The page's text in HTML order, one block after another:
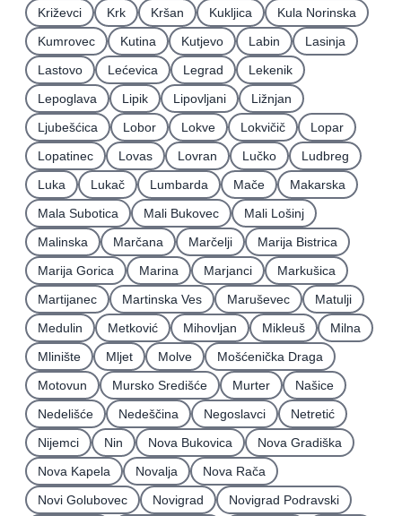
Križevci
Krk Kršan Kukljica
Kula Norinska
Kumrovec
Kutina Kutjevo Labin
Lasinja
Lastovo
Lećevica Legrad
Lekenik
Lepoglava
Lipik Lipovljani
Ližnjan
Ljubešćica
Lobor Lokve Lokvičič
Lopar
Lopatinec
Lovas Lovran Lučko
Ludbreg
Luka
Lukač Lumbarda Mače
Makarska
Mala Subotica
Mali Bukovec
Mali Lošinj
Malinska
Marčana Marčelji
Marija Bistrica
Marija Gorica
Marina Marjanci
Markušica
Martijanec
Martinska Ves Maruševec
Matulji
Medulin
Metković Mihovljan Mikleuš
Milna
Mlinište
Mljet Molve
Mošćenička Draga
Motovun
Mursko Središće Murter
Našice
Nedelišće
Nedeščina Negoslavci
Netretić
Nijemci
Nin Nova Bukovica
Nova Gradiška
Nova Kapela
Novalja
Nova Rača
Novi Golubovec
Novigrad
Novigrad Podravski